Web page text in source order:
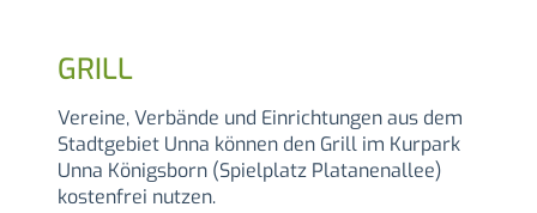
GRILL
Vereine, Verbände und Einrichtungen aus dem
Stadtgebiet Unna können den Grill im Kurpark
Unna Königsborn (Spielplatz Platanenallee)
kostenfrei nutzen.